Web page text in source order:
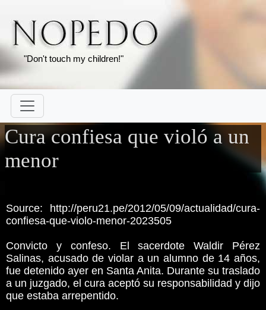
"Don't touch my children!"
Cura confiesa que violó a un
menor
Source: http://peru21.pe/2012/05/09/actualidad/cura-
confiesa-que-violo-menor-2023505
Convicto y confeso. El sacerdote Waldir Pérez
Salinas, acusado de violar a un alumno de 14 años,
fue detenido ayer en Santa Anita. Durante su traslado
a un juzgado, el cura aceptó su responsabilidad y dijo
que estaba arrepentido.